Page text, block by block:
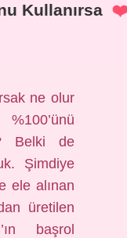
Kullanırsa
ne olur
Belki de
Şimdiye
ele alınan
üretilen
başrol